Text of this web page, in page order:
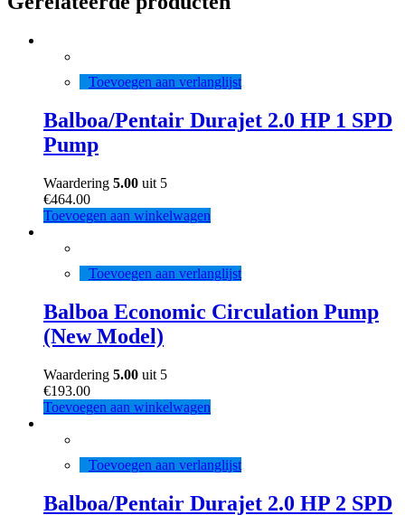
Toevoegen aan verlanglijst
Balboa/Pentair Durajet 2.0 HP 1 SPD
Pump
Waardering 5.00 uit 5
€464.00
Toevoegen aan winkelwagen
Toevoegen aan verlanglijst
Balboa Economic Circulation Pump
(New Model)
Waardering 5.00 uit 5
€193.00
Toevoegen aan winkelwagen
Toevoegen aan verlanglijst
Balboa/Pentair Durajet 2.0 HP 2 SPD